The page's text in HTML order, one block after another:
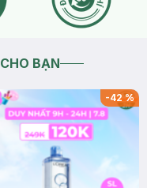
BẠN
-42%